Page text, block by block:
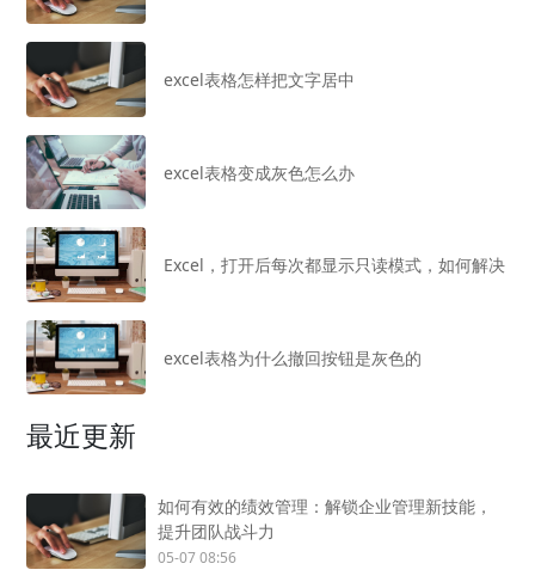
excel表格怎样把文字居中
excel表格变成灰色怎么办
Excel，打开后每次都显示只读模式，如何解决
excel表格为什么撤回按钮是灰色的
最近更新
如何有效的绩效管理：解锁企业管理新技能，
提升团队战斗力
05-07 08:56